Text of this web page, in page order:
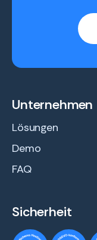
Unternehmen
Lösungen
Demo
FAQ
Sicherheit